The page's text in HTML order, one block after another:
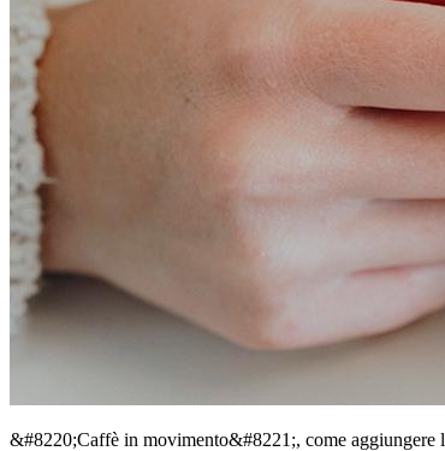
&#8220;Caffè in movimento&#8221;, come aggiungere